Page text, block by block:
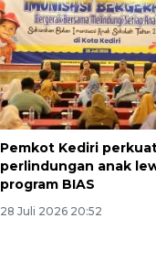
Pemkot Kediri
perlindungan anak
program BIAS
28 Juli 2026 20:52